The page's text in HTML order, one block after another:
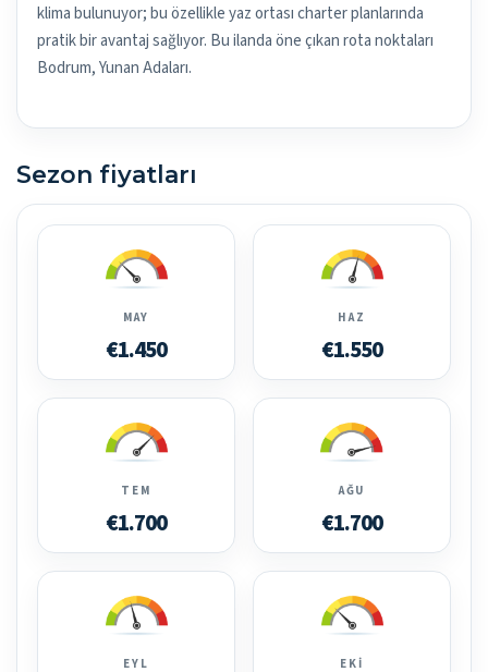
klima bulunuyor; bu özellikle yaz ortası charter planlarında
pratik bir avantaj sağlıyor. Bu ilanda öne çıkan rota noktaları
Bodrum, Yunan Adaları.
Sezon fiyatları
MAY
€1.450
HAZ
€1.550
TEM
€1.700
AĞU
€1.700
EYL EKI